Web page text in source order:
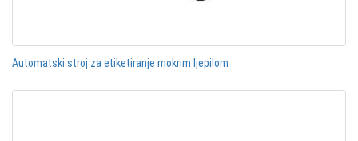
Automatski stroj za etiketiranje mokrim ljepilom